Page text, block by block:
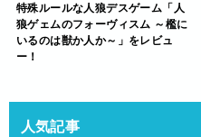
特殊ルールな人狼デスゲーム「人
狼ゲェムのフォーヴィスム ～檻に
いるのは獣か人か～」をレビュ
ー！
人気記事